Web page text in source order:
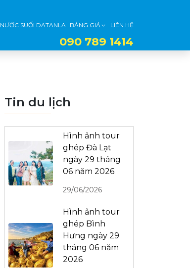
NƯỚC SUỐI DATANLA BẢNG GIÁ LIÊN HỆ
090 789 1414
Tin du lịch
Hình ảnh tour
ghép Đà Lạt
ngày 29 tháng
06 năm 2026
29/06/2026
Hình ảnh tour
ghép Bình
Hưng ngày 29
tháng 06 năm
2026